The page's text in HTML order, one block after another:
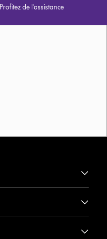
Profitez de l'assistance